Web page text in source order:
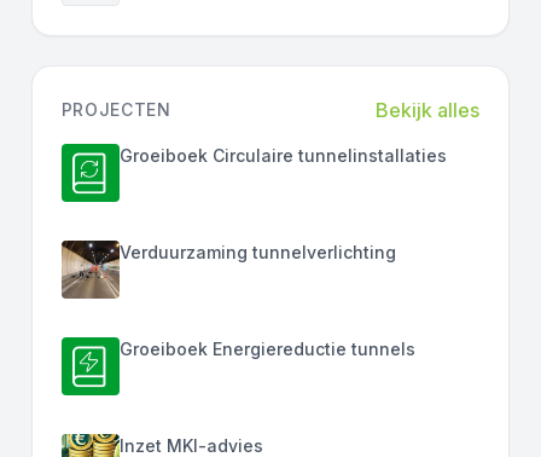
PROJECTEN Bekijk alles
Groeiboek Circulaire tunnelinstallaties
Verduurzaming tunnelverlichting
Groeiboek Energiereductie tunnels
Inzet MKI-advies